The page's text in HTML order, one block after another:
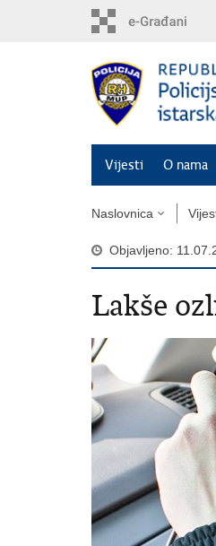
Vijesti O nama
Naslovnica
Objavljeno:
Lakše